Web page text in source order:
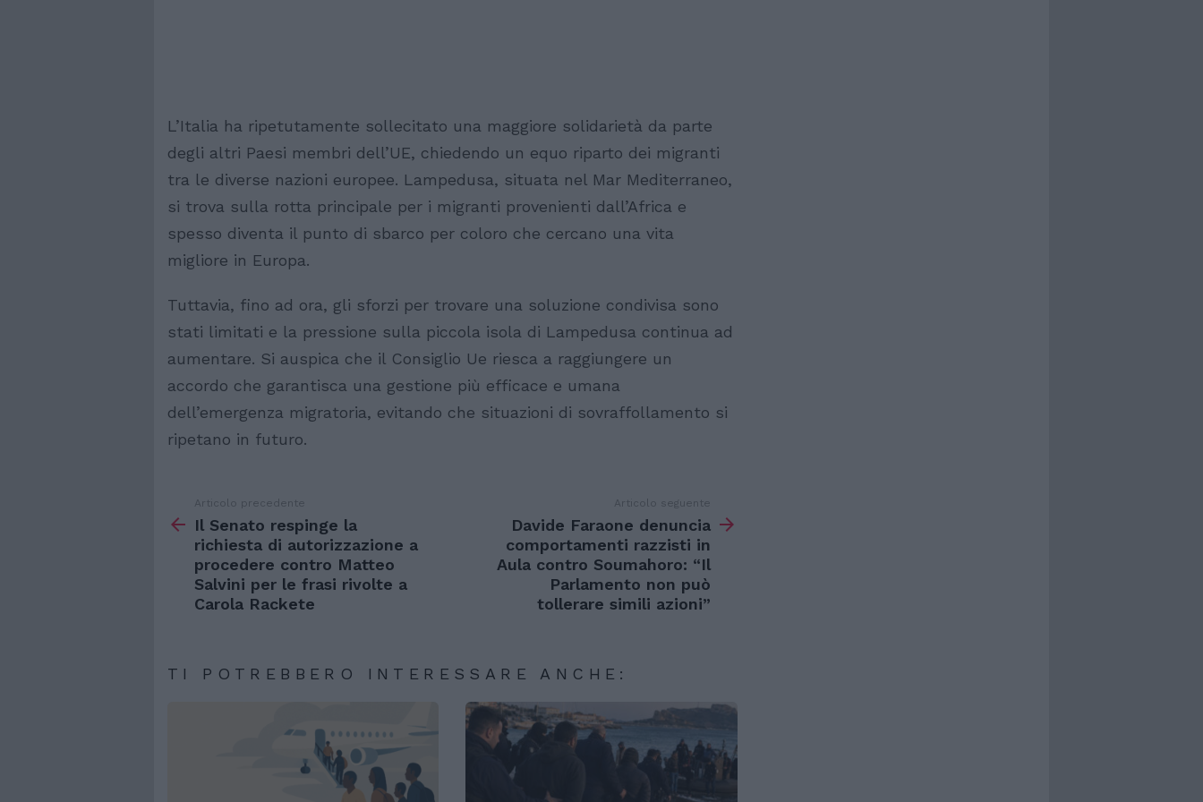
L’Italia ha ripetutamente sollecitato una maggiore solidarietà da parte
degli altri Paesi membri dell’UE, chiedendo un equo riparto dei migranti
tra le diverse nazioni europee. Lampedusa, situata nel Mar Mediterraneo,
si trova sulla rotta principale per i migranti provenienti dall’Africa e
spesso diventa il punto di sbarco per coloro che cercano una vita
migliore in Europa.
Tuttavia, fino ad ora, gli sforzi per trovare una soluzione condivisa sono
stati limitati e la pressione sulla piccola isola di Lampedusa continua ad
aumentare. Si auspica che il Consiglio Ue riesca a raggiungere un
accordo che garantisca una gestione più efficace e umana
dell’emergenza migratoria, evitando che situazioni di sovraffollamento si
ripetano in futuro.
di
Articolo precedente
Il Senato respinge la
richiesta di autorizzazione a
procedere contro Matteo
Salvini per le frasi rivolte a
Carola Rackete
Articolo seguente
Davide Faraone denuncia
comportamenti razzisti in
Aula contro Soumahoro: “Il
Parlamento non può
tollerare simili azioni”
TI POTREBBERO INTERESSARE ANCHE: